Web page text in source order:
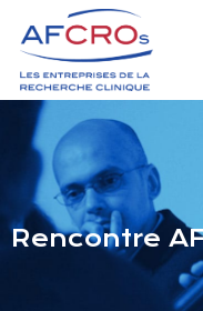
Rencontre